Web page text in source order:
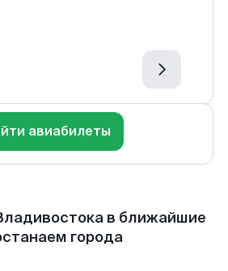
авиабилеты
в ближайшие
города